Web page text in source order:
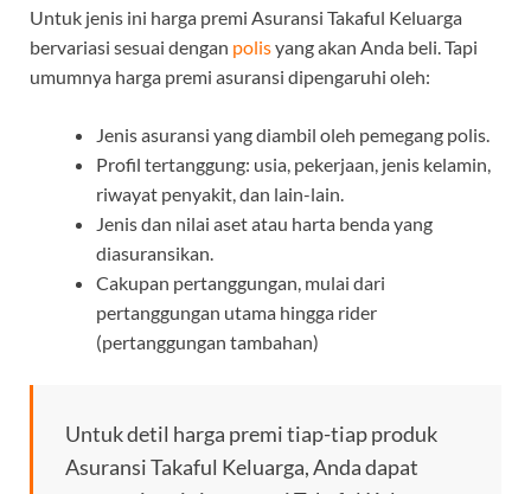
Untuk jenis ini harga premi Asuransi Takaful Keluarga
bervariasi sesuai dengan polisyang akan Anda beli. Tapi
umumnya harga premi asuransi dipengaruhi oleh:
Jenis asuransi yang diambil oleh pemegang polis.
Profil tertanggung: usia, pekerjaan, jenis kelamin,
riwayat penyakit, dan lain-lain.
Jenis dan nilai aset atau harta benda yang
diasuransikan.
Cakupan pertanggungan, mulai dari
pertanggungan utama hingga rider
(pertanggungan tambahan)
Untuk detil harga premi tiap-tiap produk
Asuransi Takaful Keluarga, Anda dapat